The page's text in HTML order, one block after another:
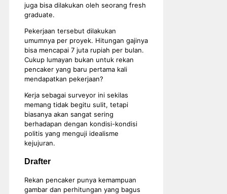
juga bisa dilakukan oleh seorang fresh
graduate.
Pekerjaan tersebut dilakukan
umumnya per proyek. Hitungan gajinya
bisa mencapai 7 juta rupiah per bulan.
Cukup lumayan bukan untuk rekan
pencaker yang baru pertama kali
mendapatkan pekerjaan?
Kerja sebagai surveyor ini sekilas
memang tidak begitu sulit, tetapi
biasanya akan sangat sering
berhadapan dengan kondisi-kondisi
politis yang menguji idealisme
kejujuran.
Drafter
Rekan pencaker punya kemampuan
gambar dan perhitungan yang bagus